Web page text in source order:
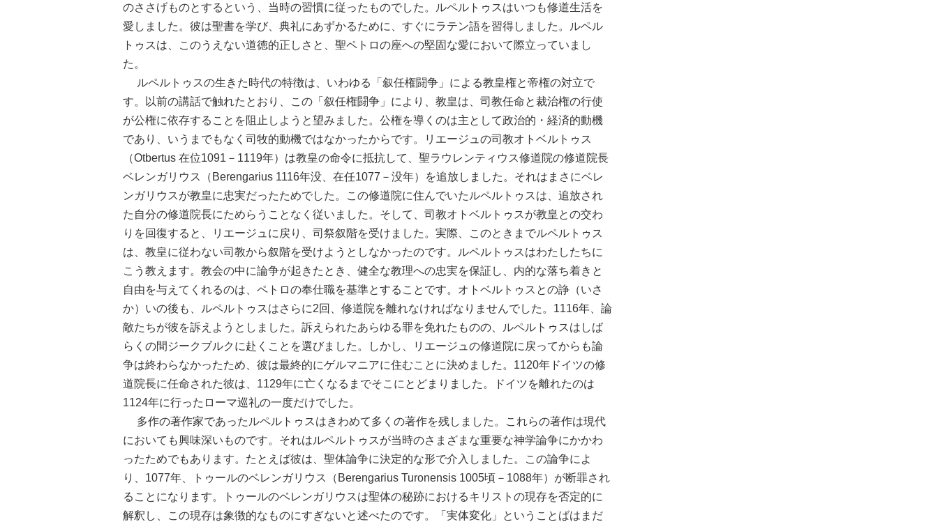
のささげものとするという、当時の習慣に従ったものでした。ルペルトゥスはいつも修道生活を
愛しました。彼は聖書を学び、典礼にあずかるために、すぐにラテン語を習得しました。ルペル
トゥスは、このうえない道徳的正しさと、聖ペトロの座への堅固な愛において際立っていまし
た。
ルペルトゥスの生きた時代の特徴は、いわゆる「叙任権闘争」による教皇権と帝権の対立で
す。以前の講話で触れたとおり、この「叙任権闘争」により、教皇は、司教任命と裁治権の行使
が公権に依存することを阻止しようと望みました。公権を導くのは主として政治的・経済的動機
であり、いうまでもなく司牧的動機ではなかったからです。リエージュの司教オトベルトゥス
（Otbertus 在位1091－1119年）は教皇の命令に抵抗して、聖ラウレンティウス修道院の修道院長
ベレンガリウス（Berengarius 1116年没、在任1077－没年）を追放しました。それはまさにベレ
ンガリウスが教皇に忠実だったためでした。この修道院に住んでいたルペルトゥスは、追放され
た自分の修道院長にためらうことなく従いました。そして、司教オトベルトゥスが教皇との交わ
りを回復すると、リエージュに戻り、司祭叙階を受けました。実際、このときまでルペルトゥス
は、教皇に従わない司教から叙階を受けようとしなかったのです。ルペルトゥスはわたしたちに
こう教えます。教会の中に論争が起きたとき、健全な教理への忠実を保証し、内的な落ち着きと
自由を与えてくれるのは、ペトロの奉仕職を基準とすることです。オトベルトゥスとの諍（いさ
か）いの後も、ルペルトゥスはさらに2回、修道院を離れなければなりませんでした。1116年、論
敵たちが彼を訴えようとしました。訴えられたあらゆる罪を免れたものの、ルペルトゥスはしば
らくの間ジークブルクに赴くことを選びました。しかし、リエージュの修道院に戻ってからも論
争は終わらなかったため、彼は最終的にゲルマニアに住むことに決めました。1120年ドイツの修
道院長に任命された彼は、1129年に亡くなるまでそこにとどまりました。ドイツを離れたのは
1124年に行ったローマ巡礼の一度だけでした。
多作の著作家であったルペルトゥスはきわめて多くの著作を残しました。これらの著作は現代
においても興味深いものです。それはルペルトゥスが当時のさまざまな重要な神学論争にかかわ
ったためでもあります。たとえば彼は、聖体論争に決定的な形で介入しました。この論争によ
り、1077年、トゥールのベレンガリウス（Berengarius Turonensis 1005頃－1088年）が断罪され
ることになります。トゥールのベレンガリウスは聖体の秘跡におけるキリストの現存を否定的に
解釈し、この現存は象徴的なものにすぎないと述べたのです。「実体変化」ということばはまだ